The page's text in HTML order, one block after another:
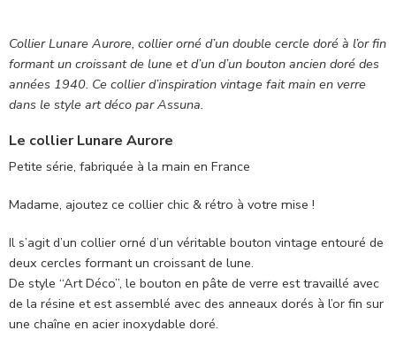
Collier Lunare Aurore, collier orné d’un double cercle doré à l’or fin
formant un croissant de lune et d’un d’un bouton ancien doré des
années 1940. Ce collier d’inspiration vintage fait main en verre
dans le style art déco par Assuna.
Le collier Lunare Aurore
Petite série, fabriquée à la main en France
Madame, ajoutez ce collier chic & rétro à votre mise !
Il s’agit d’un collier orné d’un véritable bouton vintage entouré de
deux cercles formant un croissant de lune.
De style “Art Déco”, le bouton en pâte de verre est travaillé avec
de la résine et est assemblé avec des anneaux dorés à l’or fin sur
une chaîne en acier inoxydable doré.